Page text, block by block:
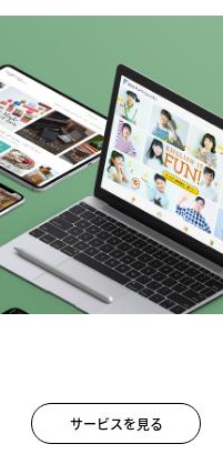
サービスを見る